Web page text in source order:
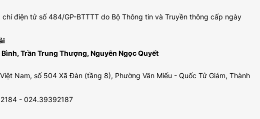
điện tử số 484/GP-BTTTT do Bộ Thông tin và Truyền thông cấp ngày
Trần Trung Thượng, Nguyễn Ngọc Quyết
Nam, số 504 Xã Đàn (tầng 8), Phường Văn Miếu - Quốc Tử Giám, Thành
- 024.39392187